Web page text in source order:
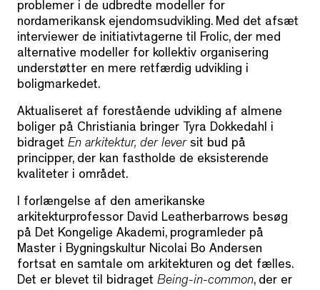
problemer i de udbredte modeller for
nordamerikansk ejendomsudvikling. Med det afsæt
interviewer de initiativtagerne til Frolic, der med
alternative modeller for kollektiv organisering
understøtter en mere retfærdig udvikling i
boligmarkedet.
Aktualiseret af forestående udvikling af almene
boliger på Christiania bringer Tyra Dokkedahl i
bidraget En arkitektur, der leversit bud på
principper, der kan fastholde de eksisterende
kvaliteter i området.
I forlængelse af den amerikanske
arkitekturprofessor David Leatherbarrows besøg
på Det Kongelige Akademi, programleder på
Master i Bygningskultur Nicolai Bo Andersen
fortsat en samtale om arkitekturen og det fælles.
Det er blevet til bidraget Being-in-common, der er